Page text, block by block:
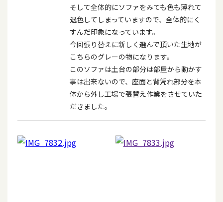
そして全体的にソファをみても色も薄れて
退色してしまっていますので、全体的にく
すんだ印象になっています。
今回張り替えに新しく選んで頂いた生地が
こちらのグレーの物になります。
このソファは土台の部分は部屋から動かす
事は出来ないので、座面と背凭れ部分を本
体から外し工場で張替え作業をさせていた
だきました。